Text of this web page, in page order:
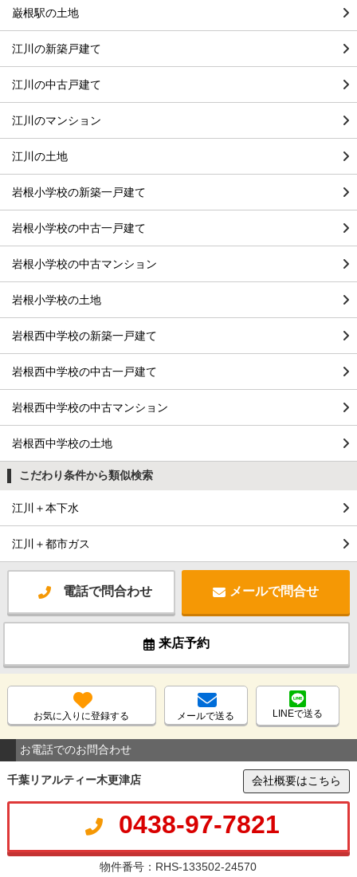
巌根駅の土地
江川の新築戸建て
江川の中古戸建て
江川のマンション
江川の土地
岩根小学校の新築一戸建て
岩根小学校の中古一戸建て
岩根小学校の中古マンション
岩根小学校の土地
岩根西中学校の新築一戸建て
岩根西中学校の中古一戸建て
岩根西中学校の中古マンション
岩根西中学校の土地
こだわり条件から類似検索
江川＋本下水
江川＋都市ガス
電話で問合わせ メールで問合せ
来店予約
お気に入りに登録する メールで送る LINEで送る
お電話でのお問合わせ
千葉リアルティー木更津店 会社概要はこちら
0438-97-7821
物件番号：RHS-133502-24570